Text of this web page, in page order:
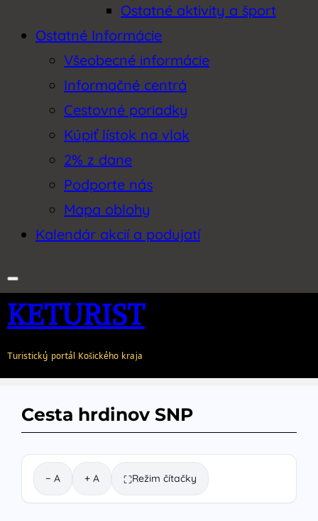
Ostatné aktivity a šport
Ostatné Informácie
Všeobecné informácie
Informačné centrá
Cestovné poriadky
Kúpiť lístok na vlak
2% z dane
Podporte nás
Mapa oblohy
Kalendár akcií a podujatí
KETURIST
Turistický portál Košického kraja
Cesta hrdinov SNP
− A + A ⛶Režim čítačky